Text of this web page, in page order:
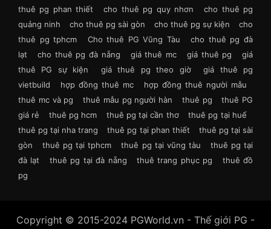
thuê pg phan thiết
cho thuê pg quy nhơn
cho thuê pg
quảng ninh
cho thuê pg sài gòn cho thuê pg sự kiện
cho
thuê pg tphcm
Cho thuê PG Vũng Tàu
cho thuê pg đà
lạt
cho thuê pg đà nẵng giá thuê mc giá thuê pg
giá
thuê PG sự kiện
giá thuê pg theo giờ
giá thuê pg
vietbuild
hợp đồng thuê mc
hợp đồng thuê người mẫu
thuê mc và pg
thuê mẫu pg người hàn thuê pg
thuê PG
giá rẻ
thuê pg hcm thuê pg tại cần thơ
thuê pg tại huế
thuê pg tại nha trang
thuê pg tại phan thiết
thuê pg tại sài
gòn
thuê pg tại tphcm thuê pg tại vũng tàu
thuê pg tại
đà lạt
thuê pg tại đà nẵng thuê trang phục pg
thuê đồ
pg
Copyright © 2015-2024 PGWorld.vn - Thế giới PG -